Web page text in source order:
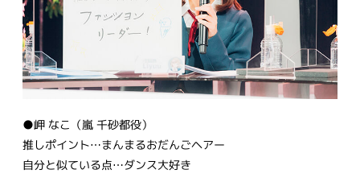
●岬 なこ（嵐 千砂都役）
推しポイント…まんまるおだんごヘアー
自分と似ている点…ダンス大好き